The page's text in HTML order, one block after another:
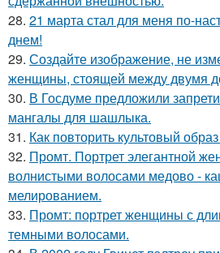
28. 21 марта стал для меня по-
днем!
29. Создайте изображение, не
женщины, стоящей между двумя
30. В Госдуме предложили
мангалы для шашлыка.
31. Как повторить культовый
32. Промт. Портрет элегантной
волнистыми волосами медово -
мелированием.
33. Промт: портрет женщины с
темными волосами.